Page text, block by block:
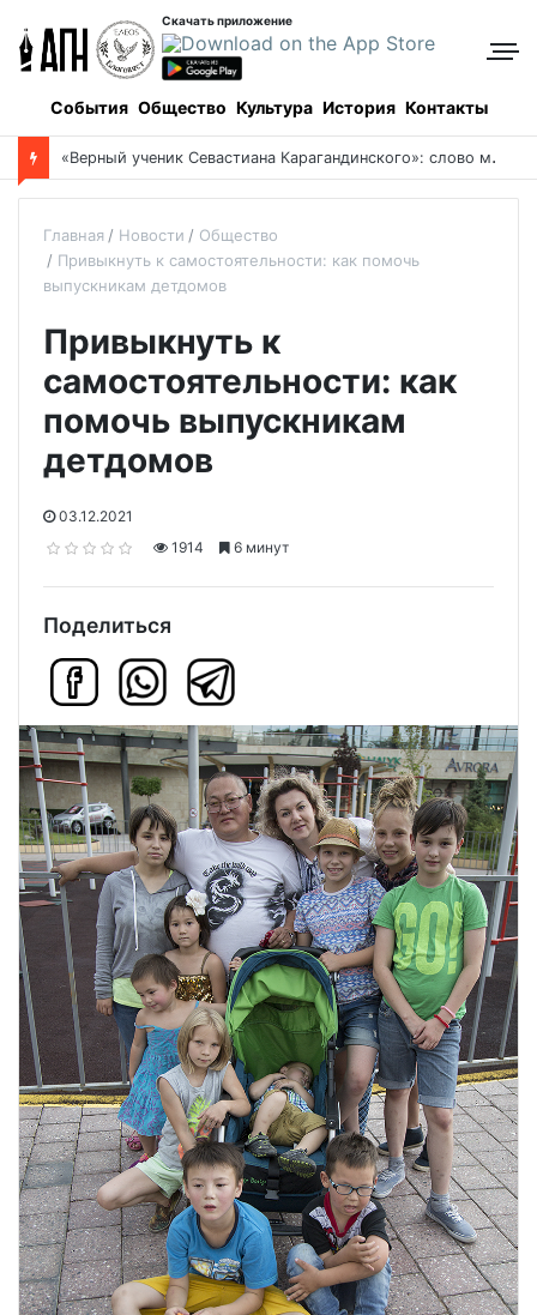
Скачать приложение
События Общество Культура История Контакты
«Верный ученик Севастиана Карагандинского»: слово митрополита Александра о почившем схиархимандрите Пахомии
Главная Новости
Общество
Привыкнуть к самостоятельности: как помочь
выпускникам детдомов
Привыкнуть к
самостоятельности: как
помочь выпускникам
детдомов
03.12.2021
1914
6 минут
Поделиться